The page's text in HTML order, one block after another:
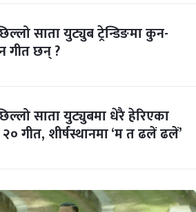
साता युट्युब ट्रेन्डिङमा कुन-
गीत छन् ?
साता युट्युबमा धेरै हेरिएका
गीत, शीर्षस्थानमा ‘म त ढलें ढलें’